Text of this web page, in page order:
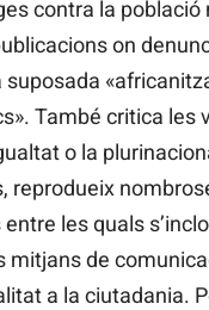
contra la població
on
suposada
També critica les
o la
reprodueix
les quals
mitjans de
a la ciutadania.